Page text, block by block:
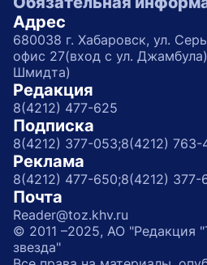
Адрес
680038 г. Хабаровск, ул.
офис 27(вход с ул.
Шмидта)
Редакция
8(4212) 477-625
Подписка
8(4212) 377-053;8(4212) 763-
Реклама
8(4212) 477-650;8(4212) 377-
Почта
Reader@toz.khv.ru
© 2011 –2025, АО "Редакция
звезда"